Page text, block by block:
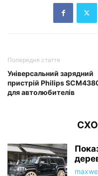
Попередня стаття
Універсальний зарядний
пристрій Philips
для автолюбителів